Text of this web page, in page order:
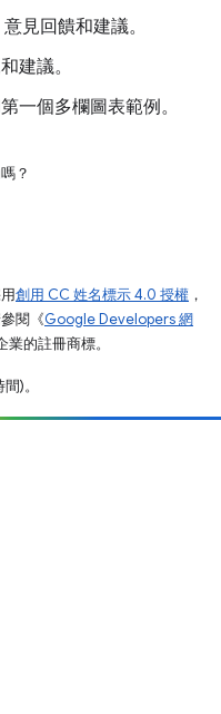
見回饋和建議。
建議。
一個多欄圖表範例。
？
創用 CC 姓名標示 4.0 授權 ，
閱《Google Developers 網
的註冊商標。
)。